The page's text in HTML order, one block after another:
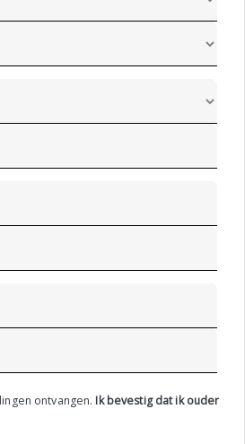
ontvangen. Ik bevestig dat ik ouder